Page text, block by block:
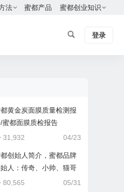
法 蜜都产品 蜜都创业知识
登录
黄金炭面膜质量检测报
蜜都面膜质检报告
04/23
31,932
创始人简介，蜜都品牌
人：传奇、小帅、猫哥
05/31
80,565